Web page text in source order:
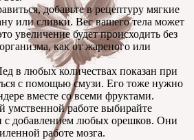
добавьте в рецептуру мягкие
или сливки. Вес вашего тела может
увеличение будет происходить без
как от жареного или
в любых количествах показан при
с помощью смузи. Его тоже нужно
вместе со всеми фруктами.
умственной работе выбирайте
с добавлением любых орешков. Они
работе мозга.